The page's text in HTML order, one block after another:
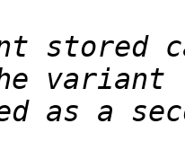
stored